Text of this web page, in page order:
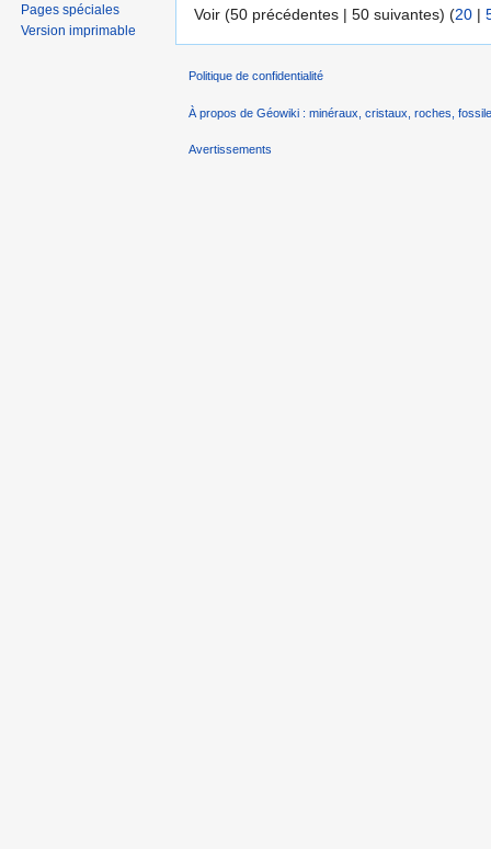
Voir (50 précédentes | 50 suivantes) (20 |
Pages spéciales
Version imprimable
Politique de confidentialité
À propos de Géowiki : minéraux, cristaux, roches,
Avertissements